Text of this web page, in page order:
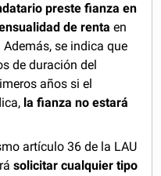
preste fianza en
de renta en
se indica que
de duración del
años si el
la fianza no estará
artículo 36 de la LAU
solicitar cualquier tipo